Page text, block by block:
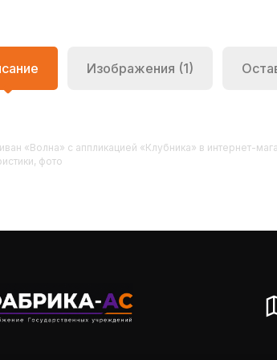
Изображения (1)
Диван «Волна» с аппликацией «Клубника» в интернет-
фото